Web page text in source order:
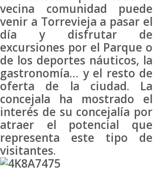
vecina comunidad puede
venir a Torrevieja a pasar el
día y disfrutar de
excursiones por el Parque o
de los deportes náuticos, la
gastronomía… y el resto de
oferta de la ciudad. La
concejala ha mostrado el
interés de su concejalía por
atraer el potencial que
representa este tipo de
visitantes.